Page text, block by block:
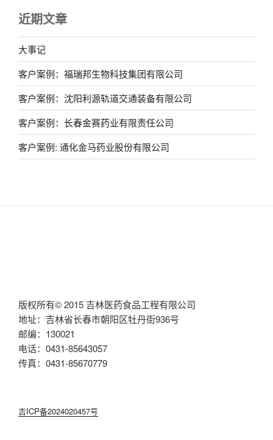
近期文章
大事记
客户案例：福瑞邦生物科技集团有限公司
客户案例：沈阳利源轨道交通装备有限公司
客户案例：长春金赛药业有限责任公司
客户案例: 通化金马药业股份有限公司
版权所有© 2015 吉林医药食品工程有限公司
地址：吉林省长春市朝阳区牡丹街936号
邮编：130021
电话：0431-85643057
传真：0431-85670779
吉ICP备2024020457号